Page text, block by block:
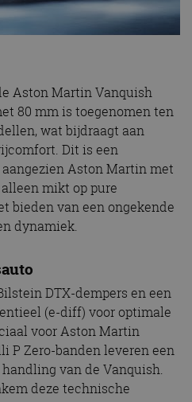
Aston Martin Vanquish
80 mm is toegenomen ten
wat bijdraagt aan
Dit is een
Aston Martin met
mikt op pure
bieden van een ongekende
dynamiek.
DTX-dempers en een
(e-diff) voor optimale
voor Aston Martin
P Zero-banden leveren een
van de Vanquish.
deze technische